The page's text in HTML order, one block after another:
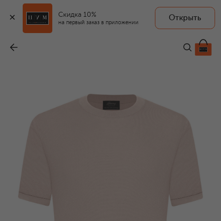
Скидка 10%
на первый заказ в приложении
Открыть
76 300 ₽